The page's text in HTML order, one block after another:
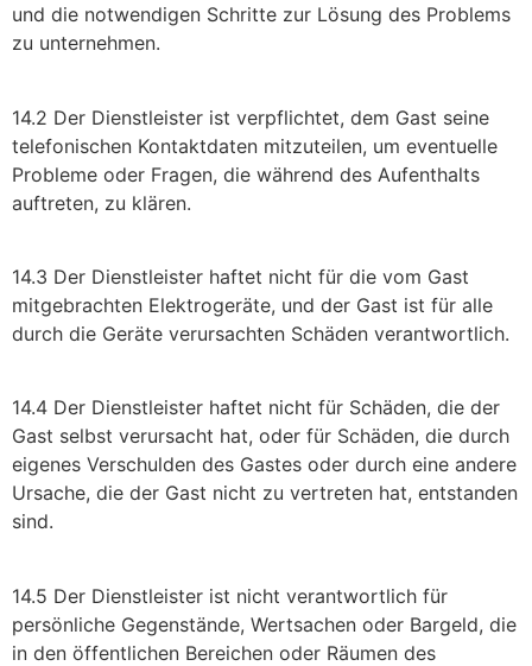
und die notwendigen Schritte zur Lösung des Problems
zu unternehmen.
14.2 Der Dienstleister ist verpflichtet, dem Gast seine
telefonischen Kontaktdaten mitzuteilen, um eventuelle
Probleme oder Fragen, die während des Aufenthalts
auftreten, zu klären.
14.3 Der Dienstleister haftet nicht für die vom Gast
mitgebrachten Elektrogeräte, und der Gast ist für alle
durch die Geräte verursachten Schäden verantwortlich.
14.4 Der Dienstleister haftet nicht für Schäden, die der
Gast selbst verursacht hat, oder für Schäden, die durch
eigenes Verschulden des Gastes oder durch eine andere
Ursache, die der Gast nicht zu vertreten hat, entstanden
sind.
14.5 Der Dienstleister ist nicht verantwortlich für
persönliche Gegenstände, Wertsachen oder Bargeld, die
in den öffentlichen Bereichen oder Räumen des